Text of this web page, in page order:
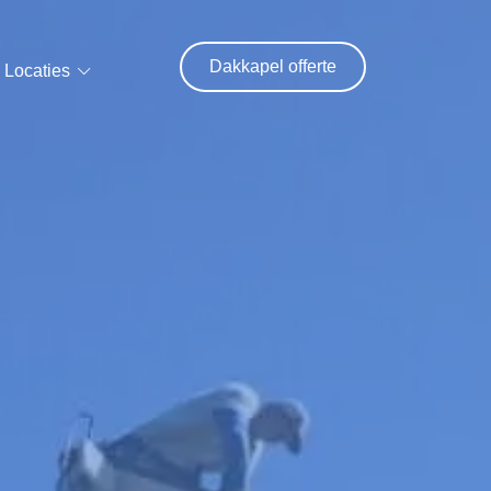
Locaties Dakkapel offerte